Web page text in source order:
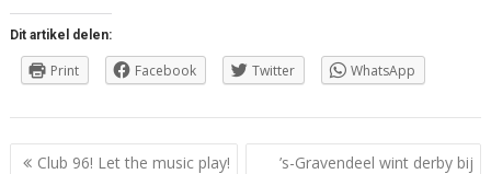
Dit artikel delen:
Print Facebook Twitter WhatsApp
Berichtnavigatie
Club 96! Let the music play!
’s-Gravendeel wint derby bij